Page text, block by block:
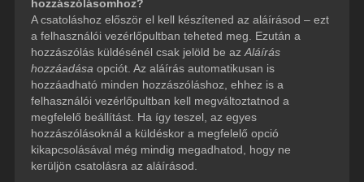
hozzászólásomhoz?
A csatoláshoz először el kell készítened az aláírásod – ezt
a felhasználói vezérlőpultban teheted meg. Ezután a
hozzászólás küldésénél csak jelöld be az Aláírás
hozzáadása opciót. Az aláírás automatikusan is
hozzáadható minden hozzászóláshoz, ehhez is a
felhasználói vezérlőpultban kell megváltoztatnod a
megfelelő beállítást. Ha így teszel, az egyes
hozzászólásoknál a küldéskor a megfelelő opció
kikapcsolásával még mindig megadhatod, hogy ne
kerüljön csatolásra az aláírásod.